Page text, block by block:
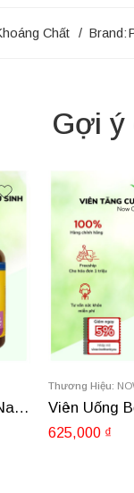
Chất Brand:
Gợi ý
Viên Uống Cho Bà Bầu Nature Made Prenatal 150 viên
Thương Hiệu:
625,000 ₫